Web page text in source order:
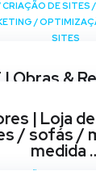
CRIAÇÃO DE SITES /
/
SITES
| Obras &
SITES
| Loja
/ sofás /
medida